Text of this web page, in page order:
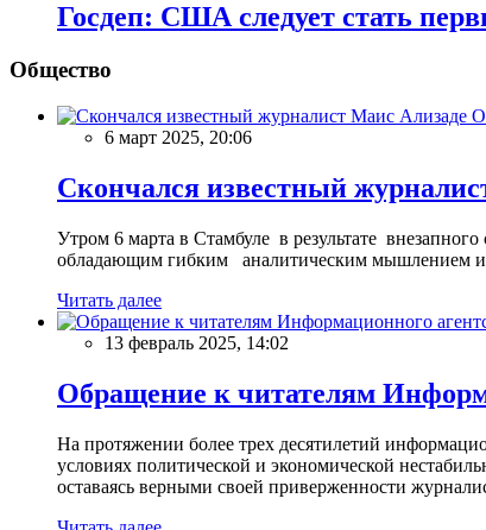
Госдеп: США следует стать
Общество
6 март 2025, 20:06
Скончался известный
Утром 6 марта в Стамбуле в результате
обладающим гибким аналитическим мышлением и
Читать далее
13 февраль 2025, 14:02
Обращение к читателям
На протяжении более трех десятилетий
условиях политической и экономической
оставаясь верными своей приверженности